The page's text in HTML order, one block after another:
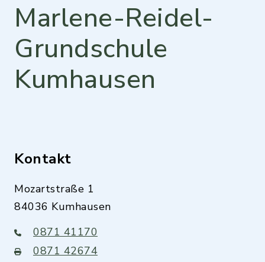
Marlene-Reidel-
Grundschule
Kumhausen
Kontakt
Mozartstraße 1
84036 Kumhausen
0871 41170
0871 42674